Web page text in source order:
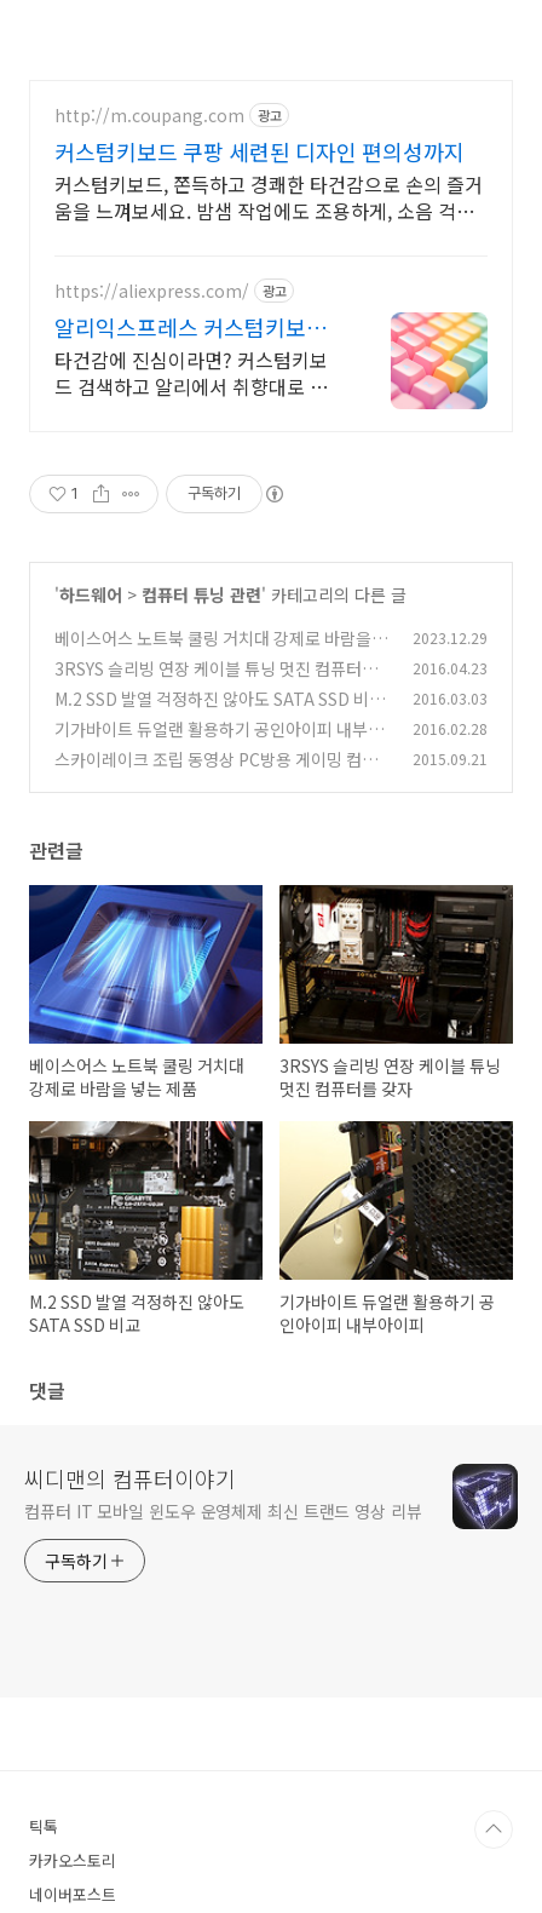
http://m.coupang.com 광고
커스텀키보드 쿠팡 세련된 디자인 편의성까지
커스텀키보드, 쫀득하고 경쾌한 타건감으로 손의 즐거
움을 느껴보세요. 밤샘 작업에도 조용하게, 소음 걱정
https://aliexpress.com/ 광고
알리익스프레스 커스텀키보드
데스크 셋업, 알리에서 시작
타건감에 진심이라면? 커스텀키보
드 검색하고 알리에서 취향대로 골
1 구독하기
'하드웨어 > 컴퓨터 튜닝 관련' 카테고리의 다른 글
베이스어스 노트북 쿨링 거치대 강제로 바람을 넣
는 제품
(2)
2023.12.29
3RSYS 슬리빙 연장 케이블 튜닝 멋진 컴퓨터를
갖자
(4)
2016.04.23
M.2 SSD 발열 걱정하진 않아도 SATA SSD 비교
(21)
2016.03.03
기가바이트 듀얼랜 활용하기 공인아이피 내부아
이피 (0)
2016.02.28
스카이레이크 조립 동영상 PC방용 게이밍 컴퓨
2015.09.21
관련글
베이스어스 노트북 쿨링 거치대
강제로 바람을 넣는 제품
3RSYS 슬리빙 연장 케이블 튜닝
멋진 컴퓨터를 갖자
M.2 SSD 발열 걱정하진 않아도
SATA SSD 비교
기가바이트 듀얼랜 활용하기 공
인아이피 내부아이피
댓글
씨디맨의 컴퓨터이야기
컴퓨터 IT 모바일 윈도우 운영체제 최신 트랜드 영상 리뷰
구독하기
틱톡
카카오스토리
네이버포스트